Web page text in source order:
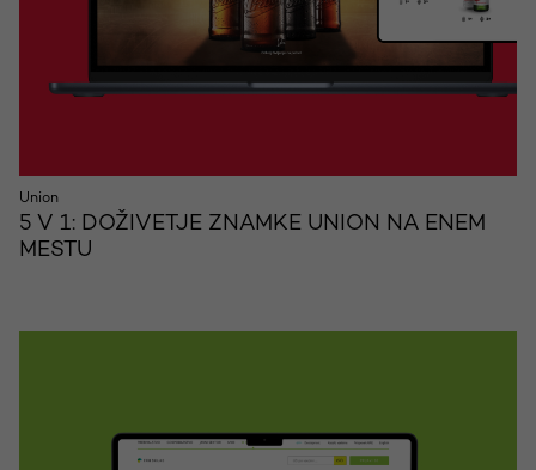
Union
5 V 1: DOŽIVETJE ZNAMKE UNION NA ENEM
MESTU